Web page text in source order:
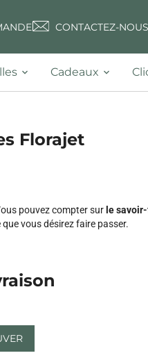
CONTACTEZ-NOUS
Cadeaux
Florajet
pouvez compter sur le
vous désirez faire passer.